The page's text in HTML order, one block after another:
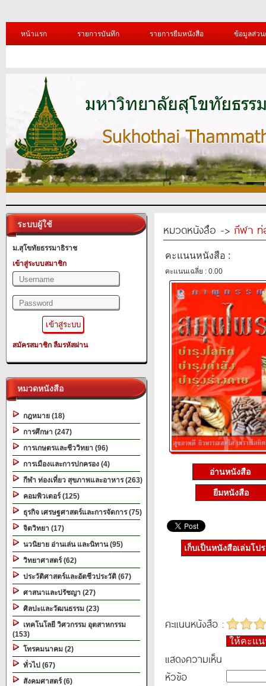
หน้าแรก รายการบันทึก รายการยืมหนังสือ ข้อมูลส่ว
ระบบผู้ใช้
ม.สุโขทัยธรรมาธิราช
เข้าสู่ระบบสมาชิก
สมัครสมาชิก ลืมรหัสผ่าน
หมวดหนังสือ
กฎหมาย (18)
การศึกษา (247)
การเกษตรและชีววิทยา (96)
การเมืองและการปกครอง (4)
กีฬา ท่องเที่ยว สุขภาพและอาหาร (263)
คอมพิวเตอร์ (125)
ธุรกิจ เศรษฐศาสตร์และการจัดการ (75)
จิตวิทยา (17)
นวนิยาย อ่านเล่น และนิทาน (95)
วิทยาศาสตร์ (62)
ประวัติศาสตร์และอัตชีวประวัติ (67)
ศาสนาและปรัชญา (27)
ศิลปะและวัฒนธรรม (23)
เทคโนโลยี วิศวกรรม อุตสาหกรรม
(153)
โทรคมนาคม (2)
ทั่วไป (67)
สังคมศาสตร์ (6)
หมวดหนังสือ -> กีฬา ท่
คะแนนหนังสือ :
คะแนนเฉลี่ย : 0.00
อ่านหนังสือ
ยืมหนังสือ
เก็บเป็นหนังสือเล่มโป
คะแนนหนังสือ :
ให้คะแ
แสดงความเห็น
หัวข้อ